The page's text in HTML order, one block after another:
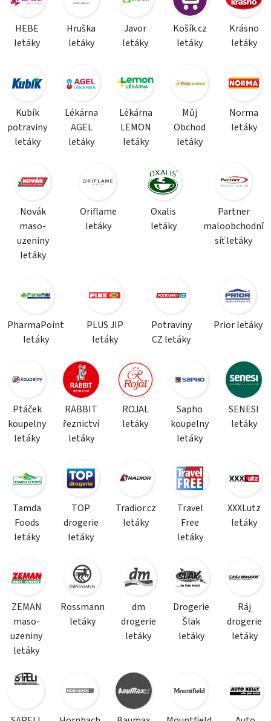
HEBE
letáky
Hruška
letáky
Javor
letáky
Košík.cz
letáky
Krásno
letáky
Kubík
potraviny
letáky
Lékárna
AGEL
letáky
Lékárna
LEMON
letáky
Můj
Obchod
letáky
Norma
letáky
Novák
maso-
uzeniny
letáky
Oriflame
letáky
Oxalis
letáky
Partner
maloobchodní
síť letáky
PharmaPoint
letáky
PLUS JIP
letáky
Potraviny
CZ letáky
Prior letáky
Ptáček
koupelny
letáky
RABBIT
řeznictví
letáky
ROJAL
letáky
Sapho
koupelny
letáky
SENESI
letáky
Tamda
Foods
letáky
TOP
drogerie
letáky
Tradior.cz
letáky
Travel
Free
letáky
XXXLutz
letáky
ZEMAN
maso-
uzeniny
letáky
Rossmann
letáky
dm
drogerie
letáky
Drogerie
Šlak
letáky
Ráj
drogerie
letáky